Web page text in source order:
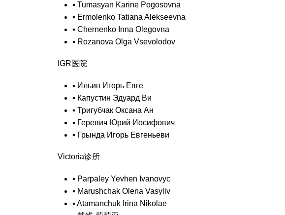
▪ Tumasyan Karine Pogosovna
▪ Ermolenko Tatiana Alekseevna
▪ Chernenko Inna Olegovna
▪ Rozanova Olga Vsevolodov
IGR医院
▪ Ильин Игорь Евге
▪ Капустин Эдуард Ви
▪ Тригубчак Оксана Ан
▪ Геревич Юрий Иосифович
▪ Грында Игорь Евгеньеви
Victoria诊所
▪ Parpaley Yevhen Ivanovyc
▪ Marushchak Olena Vasyliv
▪ Atamanchuk Irina Nikolae